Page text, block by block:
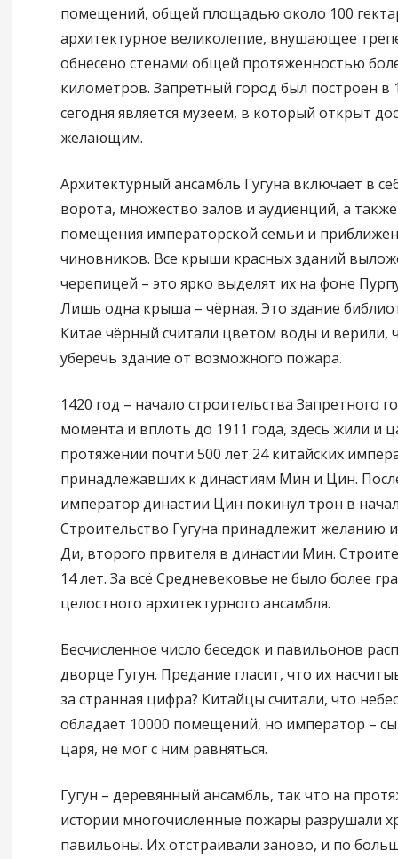
помещений, общей площадью около 100
архитектурное великолепие, внушающее
обнесено стенами общей протяженностью
километров. Запретный город был построен в
сегодня является музеем, в который открыт
желающим.
Архитектурный ансамбль Гугуна включает в
ворота, множество залов и аудиенций, а
помещения императорской семьи и
чиновников. Все крыши красных зданий
черепицей – это ярко выделят их на фоне
Лишь одна крыша – чёрная. Это здание
Китае чёрный считали цветом воды и верили,
уберечь здание от возможного пожара.
1420 год – начало строительства Запретного
момента и вплоть до 1911 года, здесь жили и
протяжении почти 500 лет 24 китайских
принадлежавших к династиям Мин и Цин.
император династии Цин покинул трон в
Строительство Гугуна принадлежит желанию
Ди, второго првителя в династии Мин.
14 лет. За всё Средневековье не было более
целостного архитектурного ансамбля.
Бесчисленное число беседок и павильонов
дворце Гугун. Предание гласит, что их
за странная цифра? Китайцы считали, что
обладает 10000 помещений, но император –
царя, не мог с ним равняться.
Гугун – деревянный ансамбль, так что на
истории многочисленные пожары разрушали
павильоны. Их отстраивали заново, и по